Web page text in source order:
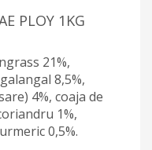
PLOY 1KG
21%,
8,5%,
4%, coaja de
1%,
0,5%.